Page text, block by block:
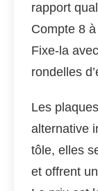
rapport
Compte 8 à
Fixe-la
rondelles
Les plaques
alternative
tôle, elles
et offrent